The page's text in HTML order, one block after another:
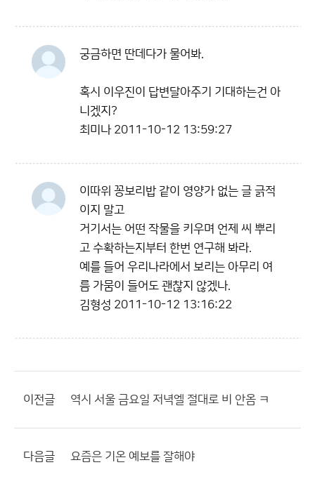
궁금하면 딴데다가 물어봐.
혹시 이우진이 답변달아주기 기대하는건 아
니겠지?
최미나 2011-10-12 13:59:27
이따위 꽁보리밥 같이 영양가 없는 글 긁적
이지 말고
거기서는 어떤 작물을 키우며 언제 씨 뿌리
고 수확하는지부터 한번 연구해 봐라.
예를 들어 우리나라에서 보리는 아무리 여
름 가뭄이 들어도 괜찮지 않겠나.
김형성 2011-10-12 13:16:22
이전글 역시 서울 금요일 저녁엘 절대로 비 안옴 ㅋ
다음글 요즘은 기온 예보를 잘해야